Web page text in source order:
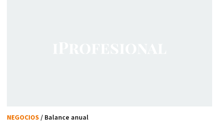
NEGOCIOS / Balance anual